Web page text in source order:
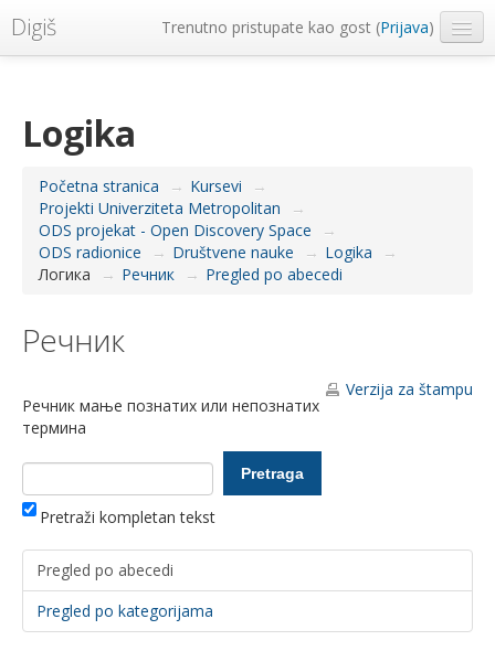
Digiš Trenutno pristupate kao gost (Prijava)
Srpski ‎(sr_lt)‎
Logika
Početna stranica → Kursevi
→
Projekti Univerziteta Metropolitan
→
ODS projekat - Open Discovery Space
→
ODS radionice
→ Društvene nauke → Logika
→
Логика
→ Речник → Pregled po abecedi
Речник
Verzija za štampu
Речник мање познатих или непознатих
термина
Pretraži kompletan tekst
Pregled po abecedi
Pregled po kategorijama